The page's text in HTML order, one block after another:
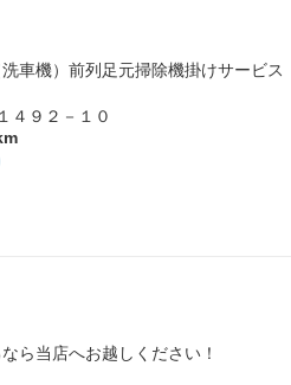
車機）前列足元掃除機掛けサービス
４９２－１０
ら当店へお越しください！